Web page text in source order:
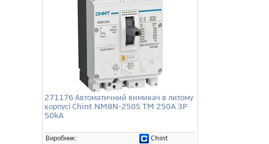
271176 Автоматичний вимикач в литому
корпусі Chint NM8N-250S TM 250A 3P
50kA
Виробник:
Chint